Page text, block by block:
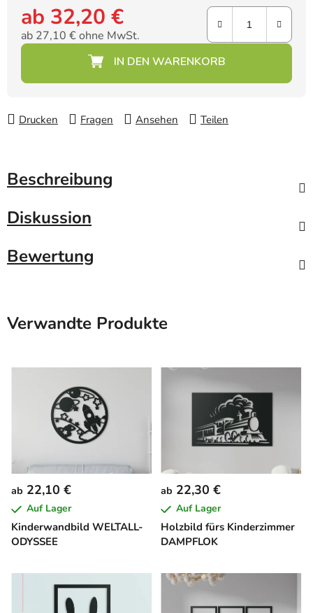
ab 32,20 €
ab 27,10 €ohne MwSt.
Drucken Fragen Ansehen Teilen
Beschreibung
Diskussion
Bewertung
Verwandte Produkte
Kinderwandbild WELTALL-
ODYSSEE
ab 22,10 €
Auf Lager
Holzbild fürs Kinderzimmer
DAMPFLOK
ab 22,30 €
Auf Lager